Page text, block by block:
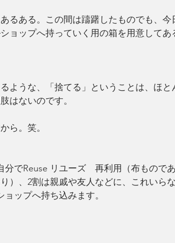
るある。この間は躊躇したものでも、今
ョップへ持っていく用の箱を用意してあ
ような、「捨てる」ということは、ほと
はないのです。
ら。笑。
でReuse リユーズ　再利用（布もので
）、2割は親戚や友人などに、これいらな
ップへ持ち込みます。